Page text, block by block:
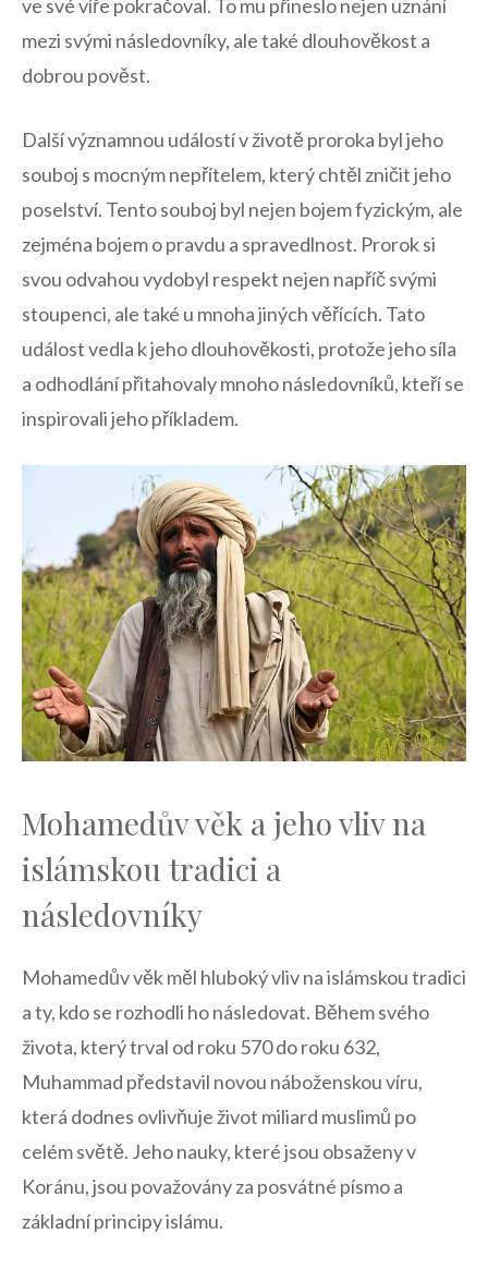
ve své víře pokračoval. To mu přineslo nejen uznání
mezi svými následovníky, ale ⁤také dlouhověkost⁣ a
‌dobrou pověst.
Další významnou událostí ‌v⁣ životě ⁢proroka byl jeho
souboj s mocným nepřítelem, který chtěl zničit jeho
poselství. Tento souboj​ byl nejen bojem⁤ fyzickým, ale
zejména bojem o⁢ pravdu a ​spravedlnost. Prorok si
⁢svou odvahou vydobyl respekt nejen napříč svými
stoupenci, ale také u mnoha⁤ jiných věřících. ⁤Tato
událost vedla k jeho dlouhověkosti, protože jeho ⁤síla‌
a odhodlání přitahovaly mnoho následovníků, kteří se
inspirovali jeho příkladem.
Mohamedův věk‍ a ⁤jeho vliv ⁤na
islámskou‍ tradici a
následovníky
Mohamedův věk měl hluboký vliv na islámskou tradici
a ty, kdo ‌se rozhodli ho⁢ následovat. Během svého
života,​ který trval od roku 570 do roku 632,
Muhammad představil‌ novou náboženskou víru,
která dodnes ovlivňuje život miliard muslimů⁤ po
celém⁣ světě. Jeho nauky, které jsou obsaženy v
Koránu, jsou považovány za ​posvátné písmo a
základní principy islámu.